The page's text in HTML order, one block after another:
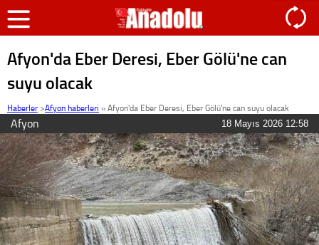
Afyon'da Eber Deresi, Eber Gölü'ne can
suyu olacak
Haberler >Afyon haberleri »Afyon'da Eber Deresi, Eber Gölü'ne can suyu olacak
Afyon 18 Mayıs 2026 12:58